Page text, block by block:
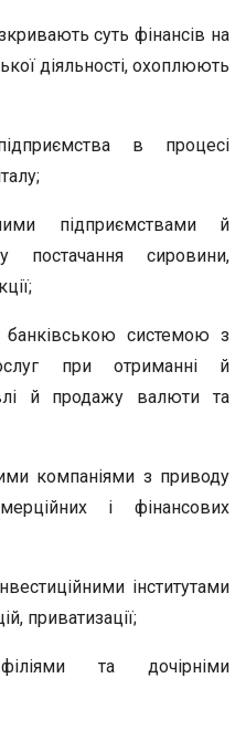
суть фінансів на
діяльності, охоплюють
в процесі
підприємствами й
постачання сировини,
системою з
при отриманні й
й продажу валюти та
компаніями з приводу
і фінансових
інститутами
приватизації;
та дочірніми